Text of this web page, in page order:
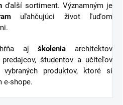
ďalší sortiment. Významným je
uľahčujúci život ľuďom
ajškolenia architektov
študentov a učiteľov
vybraných produktov, ktoré si
e-shope.